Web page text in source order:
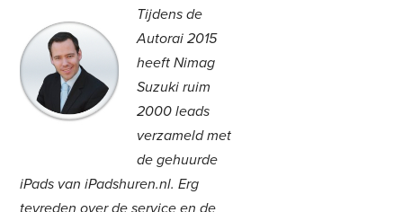
Tijdens de
Autorai 2015
heeft Nimag
Suzuki ruim
2000 leads
verzameld met
de gehuurde
iPads van iPadshuren.nl. Erg
tevreden over de service en de